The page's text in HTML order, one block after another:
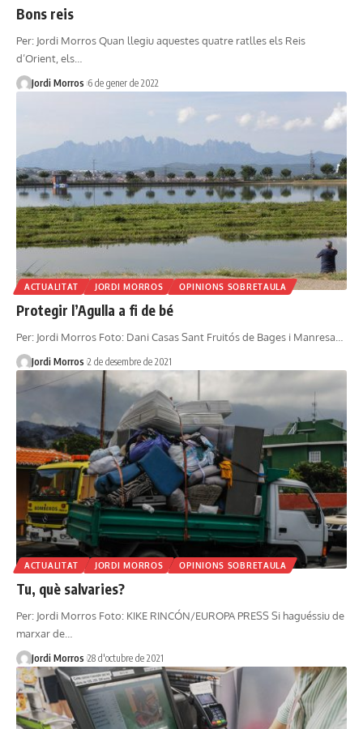
Bons reis
Per: Jordi Morros Quan llegiu aquestes quatre ratlles els Reis
d’Orient, els…
Jordi Morros 6 de gener de 2022
ACTUALITAT JORDI MORROS OPINIONS SOBRETAULA
Protegir l’Agulla a fi de bé
Per: Jordi Morros Foto: Dani Casas Sant Fruitós de Bages i Manresa…
Jordi Morros 2 de desembre de 2021
ACTUALITAT JORDI MORROS OPINIONS SOBRETAULA
Tu, què salvaries?
Per: Jordi Morros Foto: KIKE RINCÓN/EUROPA PRESS Si haguéssiu de
marxar de…
Jordi Morros 28 d'octubre de 2021